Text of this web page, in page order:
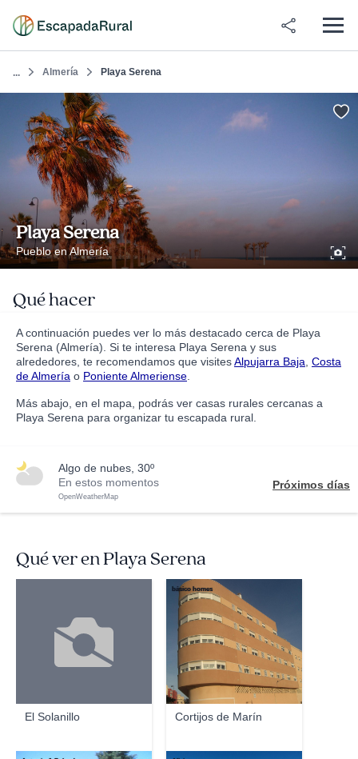
... Almería Playa Serena
Playa Serena
Pueblo en Almería
Qué hacer
A continuación puedes ver lo más destacado cerca de Playa
Serena (Almería). Si te interesa Playa Serena y sus
alrededores, te recomendamos que visitesAlpujarra Baja Costa
de Almería o Poniente Almeriense
Más abajo, en el mapa, podrás ver casas rurales cercanas a
Playa Serena para organizar tu escapada rural.
algo de nubes, 30º
En estos momentos
OpenWeatherMap
Próximos días
Qué ver en Playa Serena
El Solanillo Cortijos de Marín
básico homes